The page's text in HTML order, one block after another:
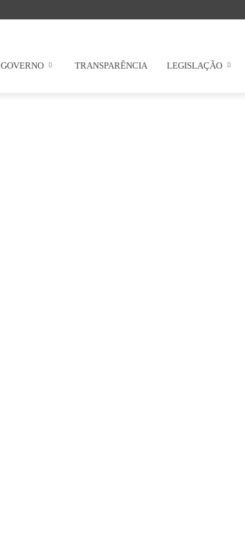
GOVERNO TRANSPARÊNCIA LEGISLAÇÃO